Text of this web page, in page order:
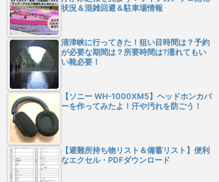
状況＆混雑回避＆駐車場情報
清津峡に行ってきた！狙い目時間は？予約
が必要な期間は？所要時間は?濡れてもい
い靴必要！
【ソニー WH-1000XM5】ヘッドホンカバ
ーを作ってみたよ！汗や汚れを防ごう！
【避難所持ち物リスト＆備蓄リスト】便利
なエクセル・PDFダウンロード